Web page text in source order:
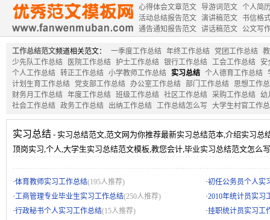
心得体会文章范文 导游词范文 个人简
活动总结报告范文 演讲稿范文 书信格
通告通知报告范文 讲话稿范文 公文写
工作总结范文频道相关范文： 一季度工作总结 年终工作总结 党团工作总结
少先队工作总结
医院工作总结 护士工作总结 银行工作总结 工会工作总结
安
个人工作总结 转正工作总结 小学教师工作总结 实习总结 个人德育工作总结
计划生育工作总结
党支部工作总结 办公室工作总结 部门工作总结
思想工作
财务月工作总结 年度工作总结 班级工作总结 社区工作总结 采购工作总结 幼
社会工作总结 政务工作总结 出纳工作总结 工作总结怎么写 大学生村官工作
实习总结 - 实习总结范文,范文网为你推荐最新实习总结范本,介绍实习总
顶岗实习,个人,大学生实习总结范文模板,教您会计,毕业实习总结范文怎么
·体育教师实习工作总结(195人推荐) ·初任公务员个人实
·工商管理专业毕业生实习工作总结(250人推荐) ·2010年统计员实习
·行政秘书个人实习工作总结(15人推荐) ·挂职统计员实习工